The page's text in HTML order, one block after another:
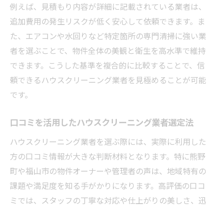
例えば、見積もり内容が詳細に記載されている業者は、
追加費用の発生リスクが低く安心して依頼できます。ま
た、エアコンや水回りなど特定箇所の専門清掃に強い業
者を選ぶことで、物件全体の美観と衛生を高水準で維持
できます。こうした基準を複合的に比較することで、信
頼できるハウスクリーニング業者を見極めることが可能
です。
口コミを活用したハウスクリーニング業者選定法
ハウスクリーニング業者を選ぶ際には、実際に利用した
方の口コミ情報が大きな判断材料となります。特に熊野
町や福山市の物件オーナーや管理者の声は、地域特有の
課題や満足度を知る手がかりになります。高評価の口コ
ミでは、スタッフの丁寧な対応や仕上がりの美しさ、迅